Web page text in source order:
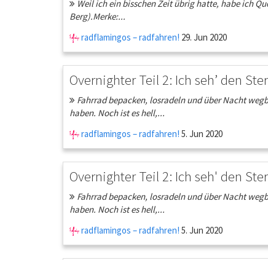
Weil ich ein bisschen Zeit übrig hatte, habe ich
Berg).Merke:...
radflamingos – radfahren! 29. Jun 2020
Overnighter Teil 2: Ich seh’ den
Fahrrad bepacken, losradeln und über Nacht
haben. Noch ist es hell,...
radflamingos – radfahren! 5. Jun 2020
Overnighter Teil 2: Ich seh' den
Fahrrad bepacken, losradeln und über Nacht
haben. Noch ist es hell,...
radflamingos – radfahren! 5. Jun 2020